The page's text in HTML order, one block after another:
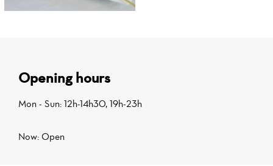
Opening hours
Mon - Sun: 12h-14h30, 19h-23h
Now: Open